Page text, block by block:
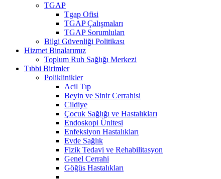
TGAP
Tgap Ofisi
TGAP Çalışmaları
TGAP Sorumluları
Bilgi Güvenliği Politikası
Hizmet Binalarımız
Toplum Ruh Sağlığı Merkezi
Tıbbi Birimler
Poliklinikler
Acil Tıp
Beyin ve Sinir Cerrahisi
Cildiye
Çocuk Sağlığı ve Hastalıkları
Endoskopi Ünitesi
Enfeksiyon Hastalıkları
Evde Sağlık
Fizik Tedavi ve Rehabilitasyon
Genel Cerrahi
Göğüs Hastalıkları